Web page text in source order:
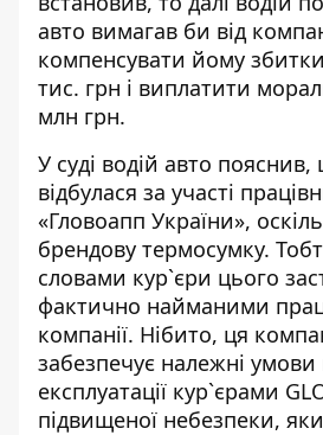
авто вимагав би від
компенсувати йому
тис. грн і виплатити
млн грн.
У суді водій авто
відбулася за участі
«Гловоапп України»,
брендову термосумку.
словами кур`єри цього
фактично найманими
компанії. Нібито, ця
забезпечує належні
експлуатації кур`єрами
підвищеної небезпеки,